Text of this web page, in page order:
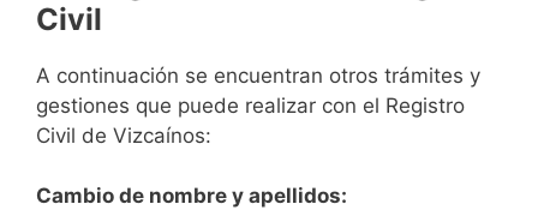
Civil
A continuación se encuentran otros trámites y
gestiones que puede realizar con el Registro
Civil de Vizcaínos:
Cambio de nombre y apellidos: